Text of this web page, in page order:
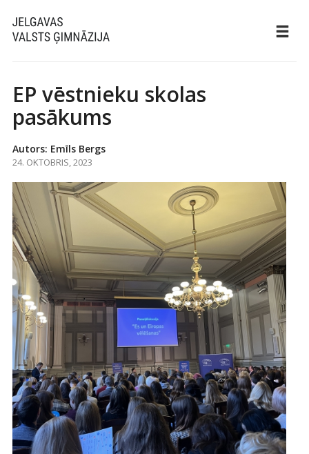
EP vēstnieku skolas
pasākums
Autors: Emīls Bergs
24. OKTOBRIS, 2023